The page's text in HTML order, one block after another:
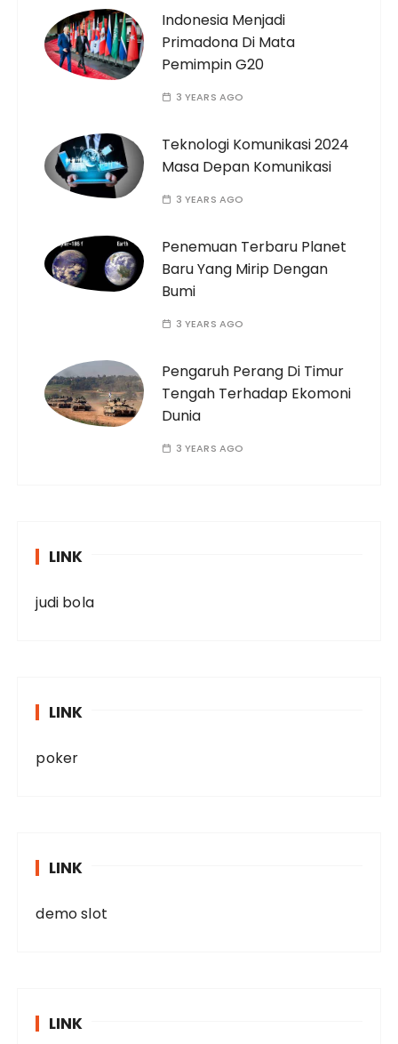
Indonesia Menjadi
Primadona Di Mata
Pemimpin G20
3 YEARS AGO
Teknologi Komunikasi 2024
Masa Depan Komunikasi
3 YEARS AGO
Penemuan Terbaru Planet
Baru Yang Mirip Dengan
Bumi
3 YEARS AGO
Pengaruh Perang Di Timur
Tengah Terhadap Ekomoni
Dunia
3 YEARS AGO
LINK
judi bola
LINK
poker
LINK
demo slot
LINK